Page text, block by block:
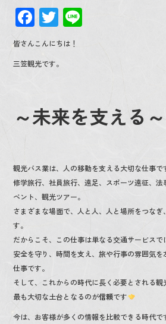
F
ac
e
b
o
k
T
wi
tt
er
皆さんこんにちは！
三笠観光です。
～未来を支える～
観光バス業は、人の移動を支える大切な仕事で
修学旅行、社員旅行、遠足、スポーツ遠征、法
ベント、観光ツアー。
さまざまな場面で、人と人、人と場所をつなぎ
す。
だからこそ、この仕事は単なる交通サービスで
安全を守り、時間を支え、旅や行事の雰囲気
仕事です。
そして、これからの時代に長く必要とされる観
最も大切な土台となるのが信頼です
今は、お客様が多くの情報を比較できる時代で